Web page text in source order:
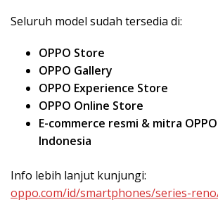
Seluruh model sudah tersedia di:
OPPO Store
OPPO Gallery
OPPO Experience Store
OPPO Online Store
E-commerce resmi & mitra
Indonesia
Info lebih lanjut kunjungi:
oppo.com/id/smartphones/series-